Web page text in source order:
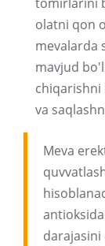
olatni qon
mevalarda
mavjud
chiqarishni
va
Meva